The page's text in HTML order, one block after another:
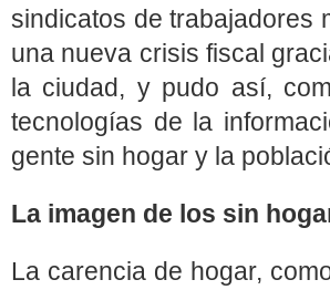
sindicatos de trabajadores
una nueva crisis fiscal
la ciudad, y pudo así,
tecnologías de la
gente sin hogar y la
La imagen de los sin
La carencia de hogar,